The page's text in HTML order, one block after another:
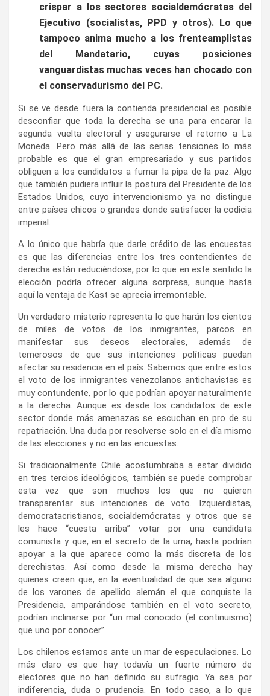
crispar a los sectores socialdemócratas del
Ejecutivo (socialistas, PPD y otros). Lo que
tampoco anima mucho a los frenteamplistas
del Mandatario, cuyas posiciones
vanguardistas muchas veces han chocado con
el conservadurismo del PC.
Si se ve desde fuera la contienda presidencial es posible
desconfiar que toda la derecha se una para encarar la
segunda vuelta electoral y asegurarse el retorno a La
Moneda. Pero más allá de las serias tensiones lo más
probable es que el gran empresariado y sus partidos
obliguen a los candidatos a fumar la pipa de la paz. Algo
que también pudiera influir la postura del Presidente de los
Estados Unidos, cuyo intervencionismo ya no distingue
entre países chicos o grandes donde satisfacer la codicia
imperial.
A lo único que habría que darle crédito de las encuestas
es que las diferencias entre los tres contendientes de
derecha están reduciéndose, por lo que en este sentido la
elección podría ofrecer alguna sorpresa, aunque hasta
aquí la ventaja de Kast se aprecia irremontable.
Un verdadero misterio representa lo que harán los cientos
de miles de votos de los inmigrantes, parcos en
manifestar sus deseos electorales, además de
temerosos de que sus intenciones políticas puedan
afectar su residencia en el país. Sabemos que entre estos
el voto de los inmigrantes venezolanos antichavistas es
muy contundente, por lo que podrían apoyar naturalmente
a la derecha. Aunque es desde los candidatos de este
sector donde más amenazas se escuchan en pro de su
repatriación. Una duda por resolverse solo en el día mismo
de las elecciones y no en las encuestas.
Si tradicionalmente Chile acostumbraba a estar dividido
en tres tercios ideológicos, también se puede comprobar
esta vez que son muchos los que no quieren
transparentar sus intenciones de voto. Izquierdistas,
democratacristianos, socialdemócratas y otros que se
les hace “cuesta arriba” votar por una candidata
comunista y que, en el secreto de la urna, hasta podrían
apoyar a la que aparece como la más discreta de los
derechistas. Así como desde la misma derecha hay
quienes creen que, en la eventualidad de que sea alguno
de los varones de apellido alemán el que conquiste la
Presidencia, amparándose también en el voto secreto,
podrían inclinarse por “un mal conocido (el continuismo)
que uno por conocer”.
Los chilenos estamos ante un mar de especulaciones. Lo
más claro es que hay todavía un fuerte número de
electores que no han definido su sufragio. Ya sea por
indiferencia, duda o prudencia. En todo caso, a lo que